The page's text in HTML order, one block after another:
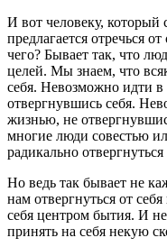
И вот человеку, который
предлагается отречься
чего? Бывает так, что
целей. Мы знаем, что
себя. Невозможно идти
отвергнувшись себя.
жизнью, не
многие люди совестью
радикально
Но ведь так бывает не
нам отвергнуться от
себя центром бытия. И
принять на себя некую